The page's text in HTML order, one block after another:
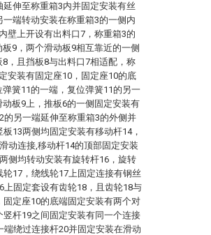
伸至称重箱3内并固定安装有丝
端转动安装在称重箱3的一侧内
壁上开设有出料口7，称重箱3的
9，两个滑动板9相互靠近的一侧
，且挡板8与出料口7相适配，称
安装有固定座10，固定座10的底
簧11的一端，复位弹簧11的另一
板9上，推板6的一侧固定安装有
的另一端延伸至称重箱3的外侧并
13两侧均固定安装有移动杆14，
动连接,移动杆14的顶部固定安装
侧均转动安装有旋转杆16，旋转
17，绕线轮17上固定连接有钢丝
上固定套设有齿轮18，且齿轮18与
定座10的底端固定安装有两个对
杆19之间固定安装有同一个连接
端绕过连接杆20并固定安装在滑动